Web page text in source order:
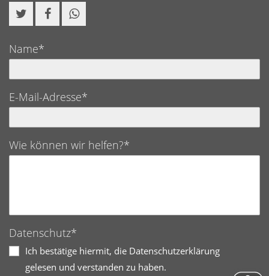
Name*
E-Mail-Adresse*
Wie können wir helfen?*
Datenschutz*
Ich bestätige hiermit, die Datenschutzerklärung
gelesen und verstanden zu haben.